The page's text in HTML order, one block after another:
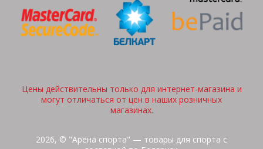
Цены действительны только для интернет-магазина и
могут отличаться от цен в наших розничных
магазинах.
2026, © "Арена спорта" — товары для спорта с